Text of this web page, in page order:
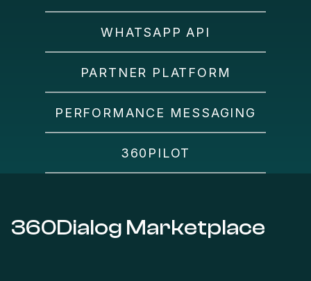
WHATSAPP API
PARTNER PLATFORM
PERFORMANCE MESSAGING
360PILOT
360Dialog Marketplace